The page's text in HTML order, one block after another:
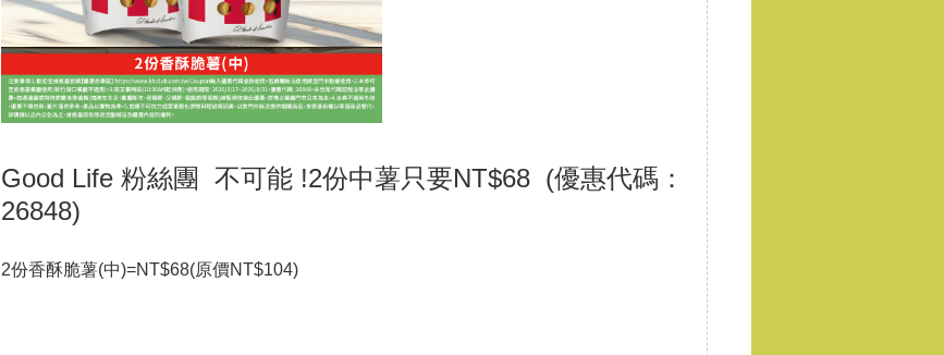
Good Life 粉絲團 不可能 !2份中薯只要NT$68 (優惠代碼：
26848)
2份香酥脆薯(中)=NT$68(原價NT$104)